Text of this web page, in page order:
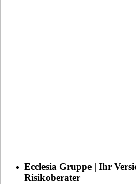
Ecclesia Gruppe | Ihr
Risikoberater